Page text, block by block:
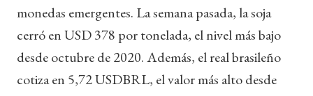
monedas emergentes. La semana pasada, la soja
cerró en USD 378 por tonelada, el nivel más bajo
desde octubre de 2020. Además, el real brasileño
cotiza en 5,72 USDBRL, el valor más alto desde